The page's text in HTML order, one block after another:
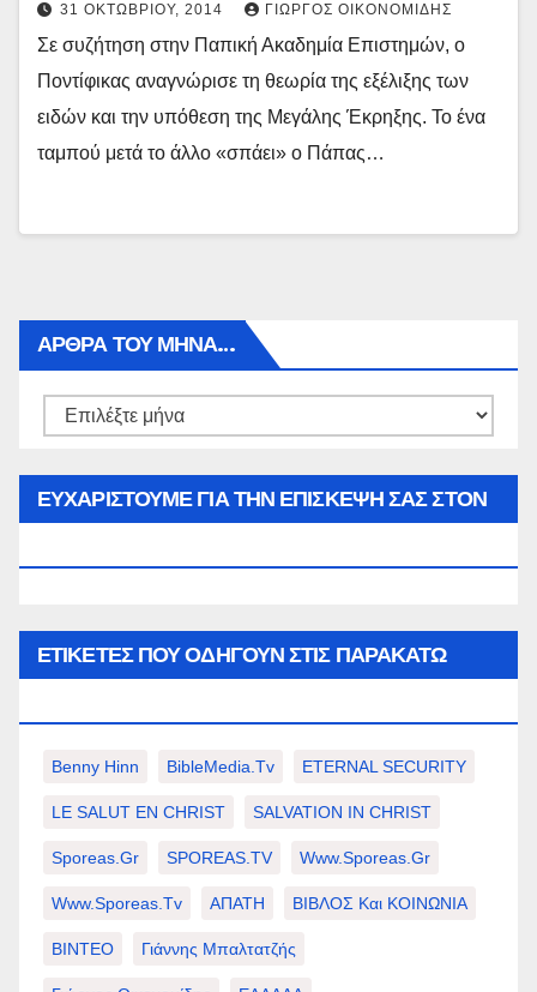
31 ΟΚΤΩΒΡΊΟΥ, 2014 ΓΙΏΡΓΟΣ ΟΙΚΟΝΟΜΊΔΗΣ
Σε συζήτηση στην Παπική Ακαδημία Επιστημών, ο
Ποντίφικας αναγνώρισε τη θεωρία της εξέλιξης των
ειδών και την υπόθεση της Μεγάλης Έκρηξης. Το ένα
ταμπού μετά το άλλο «σπάει» ο Πάπας…
ΑΡΘΡΑ ΤΟΥ ΜΉΝΑ…
Αρθρα
ΕΥΧΑΡΙΣΤΟΥΜΕ ΓΙΑ ΤΗΝ ΕΠΙΣΚΕΨΗ ΣΑΣ ΣΤΟΝ
ΕΤΙΚΈΤΕΣ ΠΟΥ ΟΔΗΓΟΎΝ ΣΤΙΣ ΠΑΡΑΚΆΤΩ
Benny Hinn BibleMedia.tv ETERNAL SECURITY
LE SALUT EN CHRIST SALVATION IN CHRIST
Sporeas.gr SPOREAS.TV Www.sporeas.gr
Www.sporeas.tv ΑΠΑΤΗ ΒΙΒΛΟΣ Και ΚΟΙΝΩΝΙΑ
ΒΙΝΤΕΟ Γιάννης Μπαλτατζής